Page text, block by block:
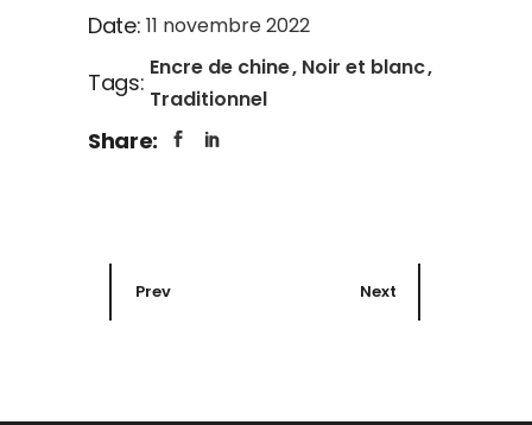
Date: 11 novembre 2022
Tags:
Encre de chine Noir et blanc
Traditionnel
Share:
Prev Next